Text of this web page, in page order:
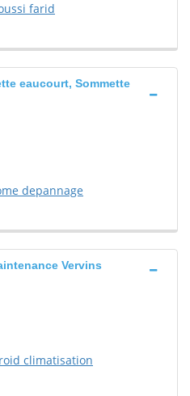
farid
eaucourt, Sommette
depannage
Vervins
climatisation